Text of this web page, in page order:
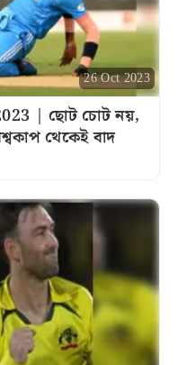
26 Oct 2023
| ছোট চোট নয়,
থেকেই বাদ